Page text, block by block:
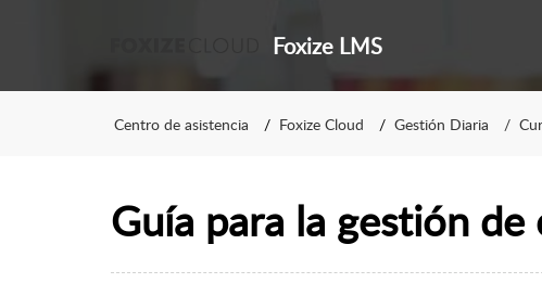
Foxize LMS
Centro de asistencia Foxize Cloud Gestión Diaria
Guía para la gestión de